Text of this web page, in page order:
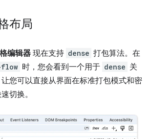
布局
编辑器现在支持 dense 打包算法。在
时，您会看到一个用于 dense 关
您可以直接从界面在标准打包模式和密
切换。